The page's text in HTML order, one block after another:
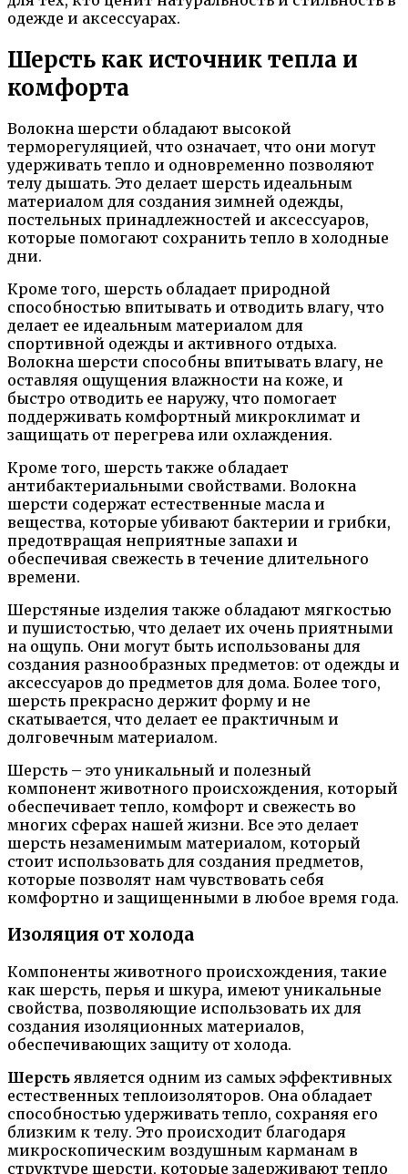
одежде и аксессуарах.
Шерсть как источник тепла и
комфорта
Волокна шерсти обладают высокой
терморегуляцией, что означает, что они могут
удерживать тепло и одновременно позволяют
телу дышать. Это делает шерсть идеальным
материалом для создания зимней одежды,
постельных принадлежностей и аксессуаров,
которые помогают сохранить тепло в холодные
дни.
Кроме того, шерсть обладает природной
способностью впитывать и отводить влагу, что
делает ее идеальным материалом для
спортивной одежды и активного отдыха.
Волокна шерсти способны впитывать влагу, не
оставляя ощущения влажности на коже, и
быстро отводить ее наружу, что помогает
поддерживать комфортный микроклимат и
защищать от перегрева или охлаждения.
Кроме того, шерсть также обладает
антибактериальными свойствами. Волокна
шерсти содержат естественные масла и
вещества, которые убивают бактерии и грибки,
предотвращая неприятные запахи и
обеспечивая свежесть в течение длительного
времени.
Шерстяные изделия также обладают мягкостью
и пушистостью, что делает их очень приятными
на ощупь. Они могут быть использованы для
создания разнообразных предметов: от одежды и
аксессуаров до предметов для дома. Более того,
шерсть прекрасно держит форму и не
скатывается, что делает ее практичным и
долговечным материалом.
Шерсть – это уникальный и полезный
компонент животного происхождения, который
обеспечивает тепло, комфорт и свежесть во
многих сферах нашей жизни. Все это делает
шерсть незаменимым материалом, который
стоит использовать для создания предметов,
которые позволят нам чувствовать себя
комфортно и защищенными в любое время года.
Изоляция от холода
Компоненты животного происхождения, такие
как шерсть, перья и шкура, имеют уникальные
свойства, позволяющие использовать их для
создания изоляционных материалов,
обеспечивающих защиту от холода.
Шерсть является одним из самых эффективных
естественных теплоизоляторов. Она обладает
способностью удерживать тепло, сохраняя его
близким к телу. Это происходит благодаря
микроскопическим воздушным карманам в
структуре шерсти, которые задерживают тепло